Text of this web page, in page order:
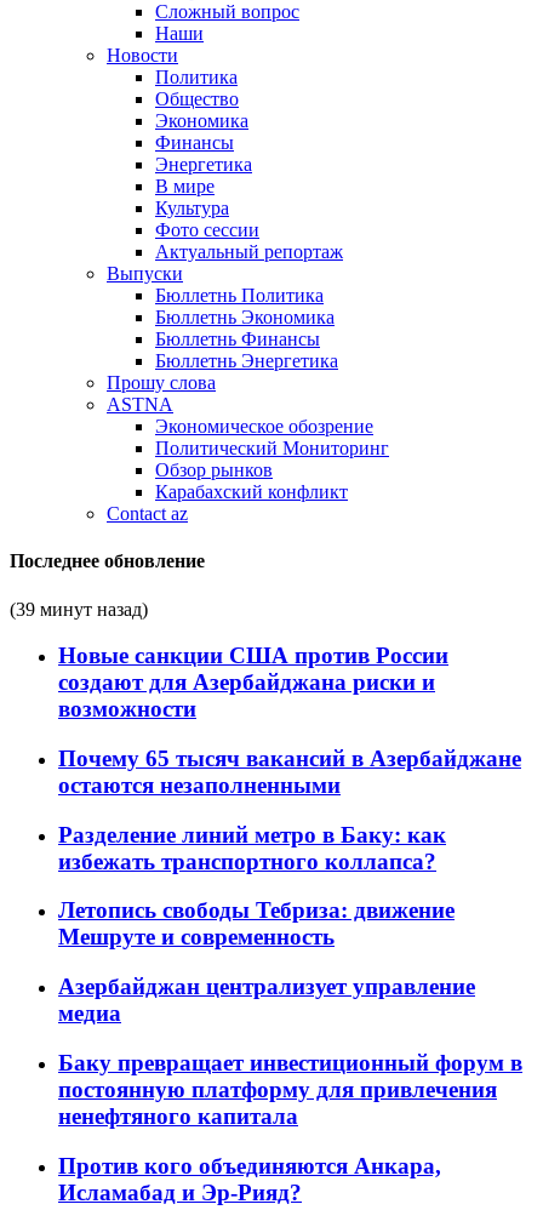
Сложный вопрос
Наши
Новости
Политика
Общество
Экономика
Финансы
Энергетика
В мире
Культура
Фото сессии
Актуальный репортаж
Выпуски
Бюллетнь Политика
Бюллетнь Экономика
Бюллетнь Финансы
Бюллетнь Энергетика
Прошу слова
ASTNA
Экономическое обозрение
Политический Мониторинг
Обзор рынков
Карабахский конфликт
Contact az
Последнее обновление
(39 минут назад)
Новые санкции США против России
создают для Азербайджана риски и
возможности
Почему 65 тысяч вакансий в Азербайджане
остаются незаполненными
Разделение линий метро в Баку: как
избежать транспортного коллапса?
Летопись свободы Тебриза: движение
Мешруте и современность
Азербайджан централизует управление
медиа
Баку превращает инвестиционный форум в
постоянную платформу для привлечения
ненефтяного капитала
Против кого объединяются Анкара,
Исламабад и Эр-Рияд?